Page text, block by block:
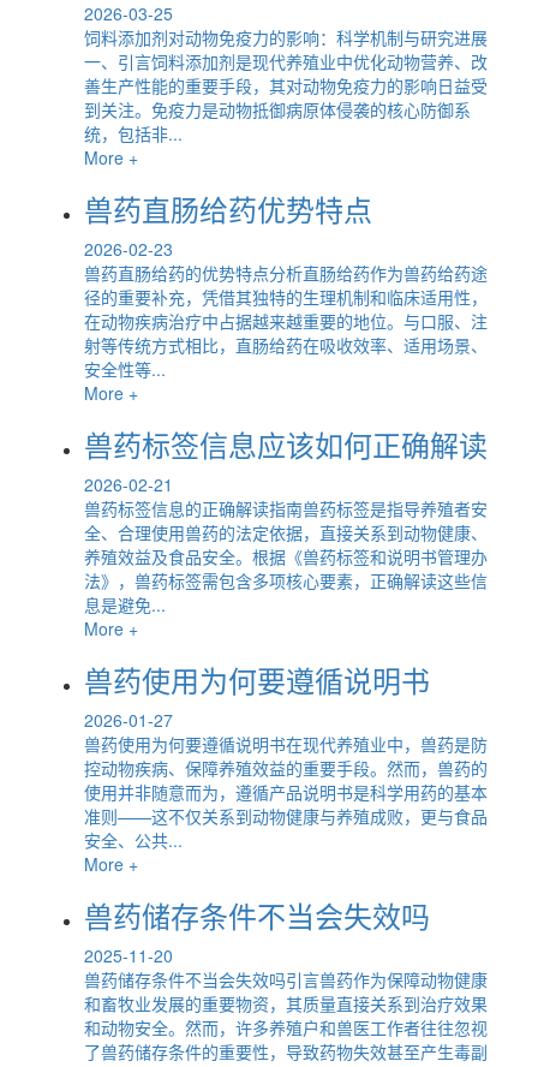
2026-03-25
饲料添加剂对动物免疫力的影响：科学机制与研究进展
一、引言饲料添加剂是现代养殖业中优化动物营养、改
善生产性能的重要手段，其对动物免疫力的影响日益受
到关注。免疫力是动物抵御病原体侵袭的核心防御系
统，包括非...
More +
兽药直肠给药优势特点
2026-02-23
兽药直肠给药的优势特点分析直肠给药作为兽药给药途
径的重要补充，凭借其独特的生理机制和临床适用性，
在动物疾病治疗中占据越来越重要的地位。与口服、注
射等传统方式相比，直肠给药在吸收效率、适用场景、
安全性等...
More +
兽药标签信息应该如何正确解读
2026-02-21
兽药标签信息的正确解读指南兽药标签是指导养殖者安
全、合理使用兽药的法定依据，直接关系到动物健康、
养殖效益及食品安全。根据《兽药标签和说明书管理办
法》，兽药标签需包含多项核心要素，正确解读这些信
息是避免...
More +
兽药使用为何要遵循说明书
2026-01-27
兽药使用为何要遵循说明书在现代养殖业中，兽药是防
控动物疾病、保障养殖效益的重要手段。然而，兽药的
使用并非随意而为，遵循产品说明书是科学用药的基本
准则——这不仅关系到动物健康与养殖成败，更与食品
安全、公共...
More +
兽药储存条件不当会失效吗
2025-11-20
兽药储存条件不当会失效吗引言兽药作为保障动物健康
和畜牧业发展的重要物资，其质量直接关系到治疗效果
和动物安全。然而，许多养殖户和兽医工作者往往忽视
了兽药储存条件的重要性，导致药物失效甚至产生毒副